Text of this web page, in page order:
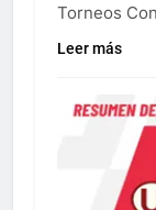
Torneos
Leer más